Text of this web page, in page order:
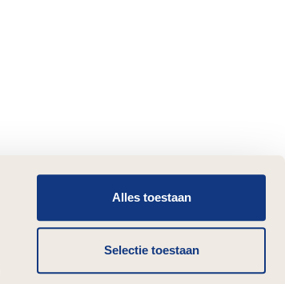
Alles toestaan
Selectie toestaan